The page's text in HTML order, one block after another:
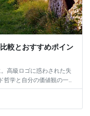
較とおすすめポイン
高級ロゴに惑わされた失
哲学と自分の価値観の一
続可能性、パーソナライゼ